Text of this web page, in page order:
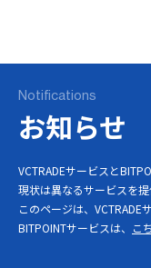
Notifications
お知らせ
VCTRADEサービスと
現状は異なるサービスを提
このページは、VCTRADE
BITPOINTサービスは、
こ